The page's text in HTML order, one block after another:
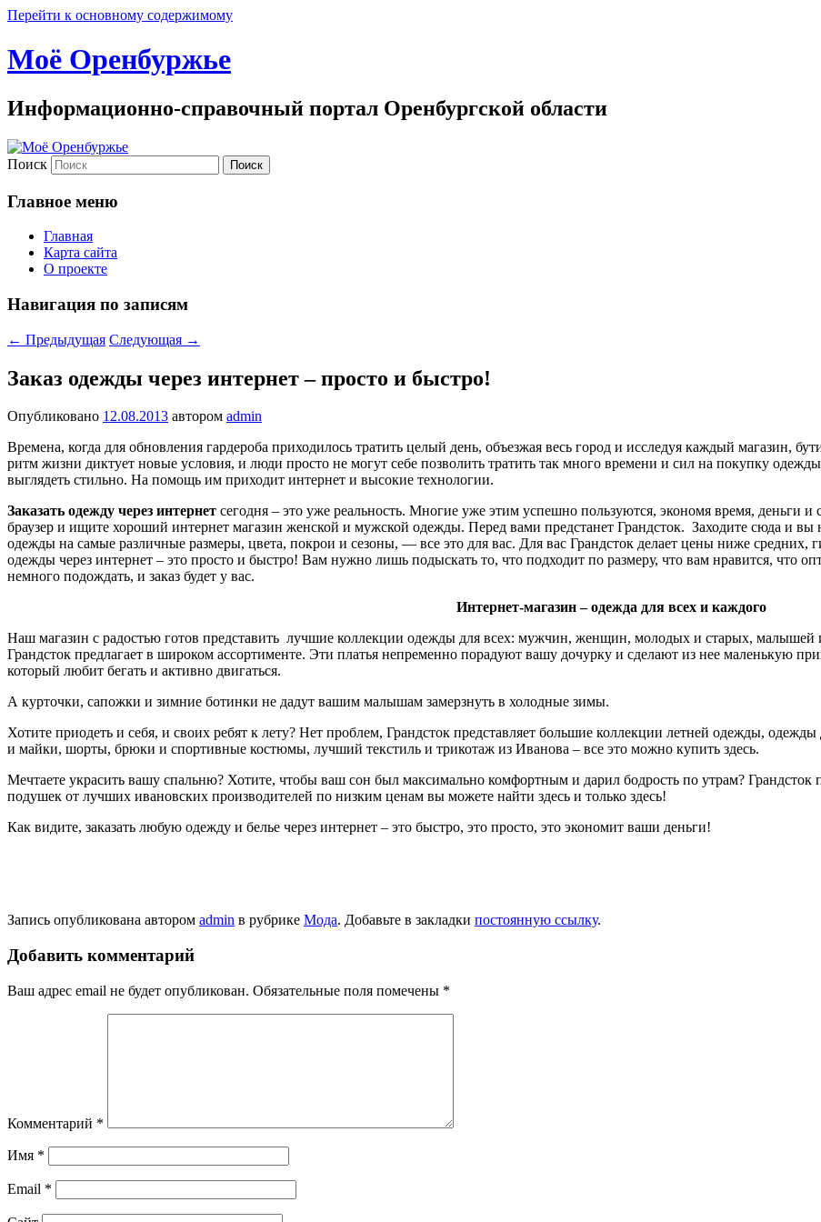
Перейти к основному содержимому
Моё Оренбуржье
Информационно-справочный портал Оренбургской области
Поиск
Главное меню
Главная
Карта сайта
О проекте
Навигация по записям
← Предыдущая Следующая →
Заказ одежды через интернет – просто и быстро!
Опубликовано 12.08.2013 автором admin
Времена, когда для обновления гардероба приходилось тратить целый день, объезжая весь город и исследуя каждый магазин,
ритм жизни диктует новые условия, и люди просто не могут себе позволить тратить так много времени и сил на покупку
выглядеть стильно. На помощь им приходит интернет и высокие технологии.
Заказать одежду через интернет сегодня – это уже реальность. Многие уже этим успешно пользуются, экономя время, деньги
браузер и ищите хороший интернет магазин женской и мужской одежды. Перед вами предстанет Грандсток. Заходите сюда и
одежды на самые различные размеры, цвета, покрои и сезоны, — все это для вас. Для вас Грандсток делает цены ниже средних,
одежды через интернет – это просто и быстро! Вам нужно лишь подыскать то, что подходит по размеру, что вам нравится, что
немного подождать, и заказ будет у вас.
Интернет-магазин – одежда для всех и каждого
Наш магазин с радостью готов представить лучшие коллекции одежды для всех: мужчин, женщин, молодых и старых, малышей
Грандсток предлагает в широком ассортименте. Эти платья непременно порадуют вашу дочурку и сделают из нее маленькую
который любит бегать и активно двигаться.
А курточки, сапожки и зимние ботинки не дадут вашим малышам замерзнуть в холодные зимы.
Хотите приодеть и себя, и своих ребят к лету? Нет проблем, Грандсток представляет большие коллекции летней одежды,
и майки, шорты, брюки и спортивные костюмы, лучший текстиль и трикотаж из Иванова – все это можно купить здесь.
Мечтаете украсить вашу спальню? Хотите, чтобы ваш сон был максимально комфортным и дарил бодрость по утрам?
подушек от лучших ивановских производителей по низким ценам вы можете найти здесь и только здесь!
Как видите, заказать любую одежду и белье через интернет – это быстро, это просто, это экономит ваши деньги!
Запись опубликована автором admin в рубрике Мода. Добавьте в закладки постоянную ссылку.
Добавить комментарий
Ваш адрес email не будет опубликован. Обязательные поля помечены *
Комментарий *
Имя *
Email *